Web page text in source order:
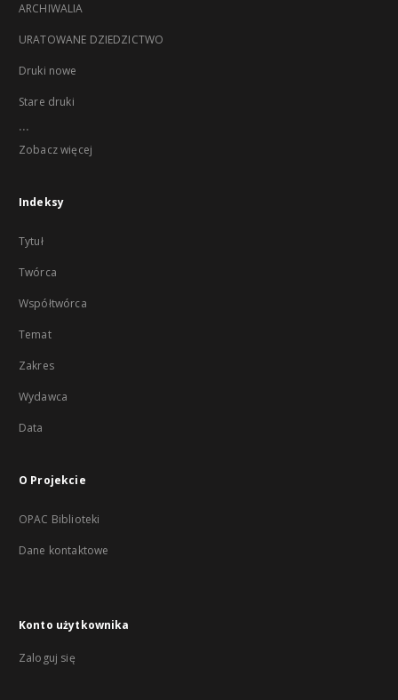
ARCHIWALIA
URATOWANE DZIEDZICTWO
Druki nowe
Stare druki
...
Zobacz więcej
Indeksy
Tytuł
Twórca
Współtwórca
Temat
Zakres
Wydawca
Data
O Projekcie
OPAC Biblioteki
Dane kontaktowe
Konto użytkownika
Zaloguj się